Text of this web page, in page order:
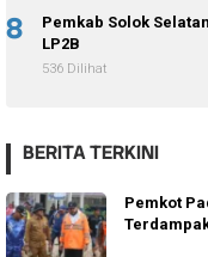
8
Pemkab Solok
LP2B
536 Dilihat
BERITA TERKINI
Pemkot